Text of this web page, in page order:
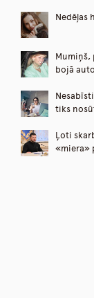
Nedēļas
Mumiņš,
bojā
tiks
Ļoti
«miera»